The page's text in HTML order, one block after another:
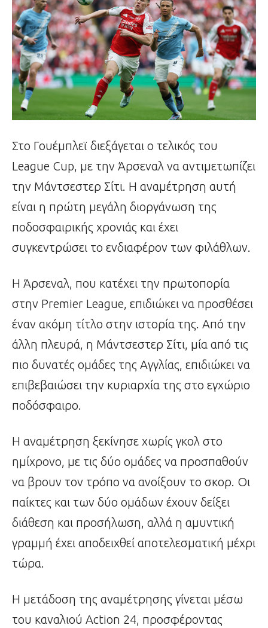
Στο Γουέμπλεϊ διεξάγεται ο τελικός του
League Cup, με την Άρσεναλ να αντιμετωπίζει
την Μάντσεστερ Σίτι. Η αναμέτρηση αυτή
είναι η πρώτη μεγάλη διοργάνωση της
ποδοσφαιρικής χρονιάς και έχει
συγκεντρώσει το ενδιαφέρον των φιλάθλων.
Η Άρσεναλ, που κατέχει την πρωτοπορία
στην Premier League, επιδιώκει να προσθέσει
έναν ακόμη τίτλο στην ιστορία της. Από την
άλλη πλευρά, η Μάντσεστερ Σίτι, μία από τις
πιο δυνατές ομάδες της Αγγλίας, επιδιώκει να
επιβεβαιώσει την κυριαρχία της στο εγχώριο
ποδόσφαιρο.
Η αναμέτρηση ξεκίνησε χωρίς γκολ στο
ημίχρονο, με τις δύο ομάδες να προσπαθούν
να βρουν τον τρόπο να ανοίξουν το σκορ. Οι
παίκτες και των δύο ομάδων έχουν δείξει
διάθεση και προσήλωση, αλλά η αμυντική
γραμμή έχει αποδειχθεί αποτελεσματική μέχρι
τώρα.
Η μετάδοση της αναμέτρησης γίνεται μέσω
του καναλιού Action 24, προσφέροντας